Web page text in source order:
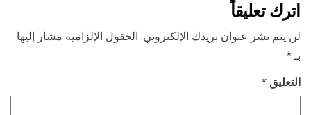
اترك تعليقاً
لن يتم نشر عنوان بريدك الإلكتروني. الحقول الإلزامية مشار إليها
بـ *
التعليق *